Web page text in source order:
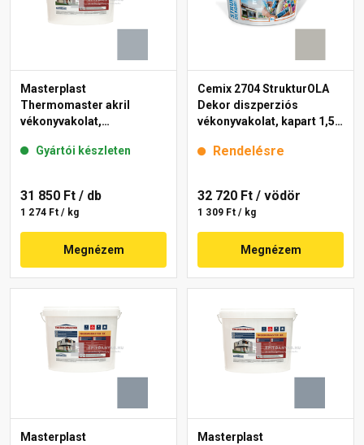
Masterplast
Thermomaster akril
vékonyvakolat,
50-E 25 kg
Gyártói készleten
31 850 Ft / db
1 274 Ft / kg
Megnézem
Cemix 2704 StrukturOLA
Dekor diszperziós
vékonyvakolat, kapart 1,5
Rendelésre
32 720 Ft / vödör
1 309 Ft / kg
Megnézem
Masterplast
Masterplast